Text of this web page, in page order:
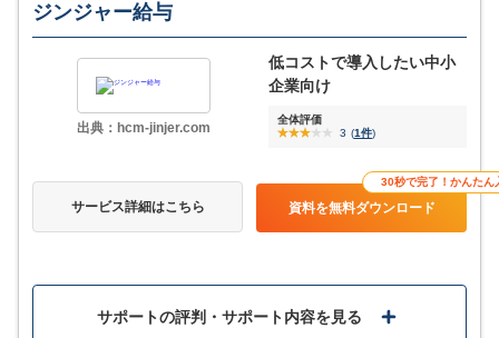
ジンジャー給与
出典：hcm-jinjer.com
低コストで導入したい中小
企業向け
全体評価
3 (1件)
30秒で完了！かんたん
資料を無料ダウンロード
サービス詳細はこちら
サポートの評判・サポート内容を見る